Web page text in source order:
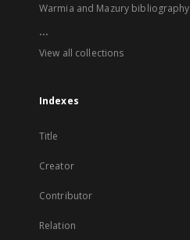
Warmia and Mazury bibliography
...
View all collections
Indexes
Title
Creator
Contributor
Relation